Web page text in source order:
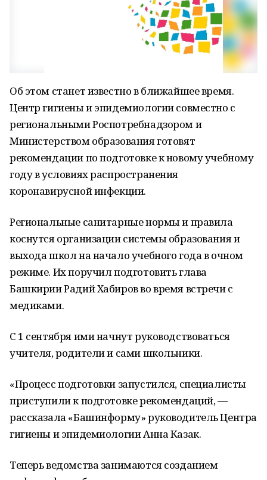
Об этом станет известно в ближайшее время.
Центр гигиены и эпидемиологии совместно с
региональными Роспотребнадзором и
Министерством образования готовят
рекомендации по подготовке к новому учебному
году в условиях распространения
коронавирусной инфекции.
Региональные санитарные нормы и правила
коснутся организации системы образования и
выхода школ на начало учебного года в очном
режиме. Их поручил подготовить глава
Башкирии Радий Хабиров во время встречи с
медиками.
С 1 сентября ими начнут руководствоваться
учителя, родители и сами школьники.
«Процесс подготовки запустился, специалисты
приступили к подготовке рекомендаций, —
рассказала «Башинформу» руководитель Центра
гигиены и эпидемиологии Анна Казак.
Теперь ведомства занимаются созданием